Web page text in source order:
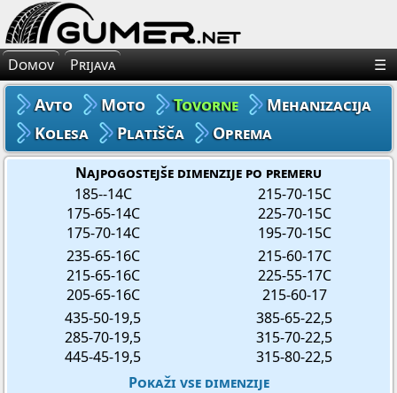
×
Avto Gume
Moto Gume
Tovorne Gume
Gume za Mehanizacijo
Gume za Kolo
Domov Prijava ☰
Avto Moto Tovorne
Mehanizacija
Kolesa
Platišča Oprema
Najpogostejše dimenzije po premeru
185--14C
175-65-14C
175-70-14C
215-70-15C
225-70-15C
195-70-15C
235-65-16C
215-65-16C
205-65-16C
215-60-17C
225-55-17C
215-60-17
435-50-19,5
285-70-19,5
445-45-19,5
385-65-22,5
315-70-22,5
315-80-22,5
Pokaži vse dimenzije